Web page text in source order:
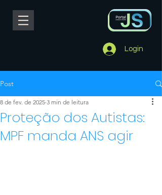
Login
Post
Proteção dos Autistas:
MPF manda ANS agir
8 de fev. de 2025 3 min de leitura